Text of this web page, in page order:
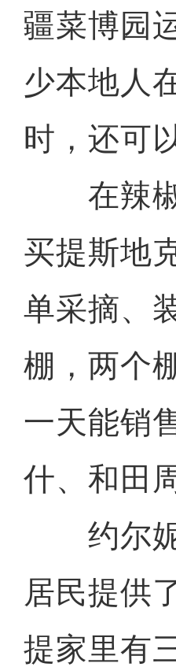
疆菜博园
少本地人
时，还可
在辣椒
买提斯地
单采摘、
棚，两个
一天能销
什、和田
约尔妮
居民提供
提家里有